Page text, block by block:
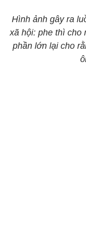
Hình ảnh gây ra
xã hội: phe thì cho
phần lớn lại cho